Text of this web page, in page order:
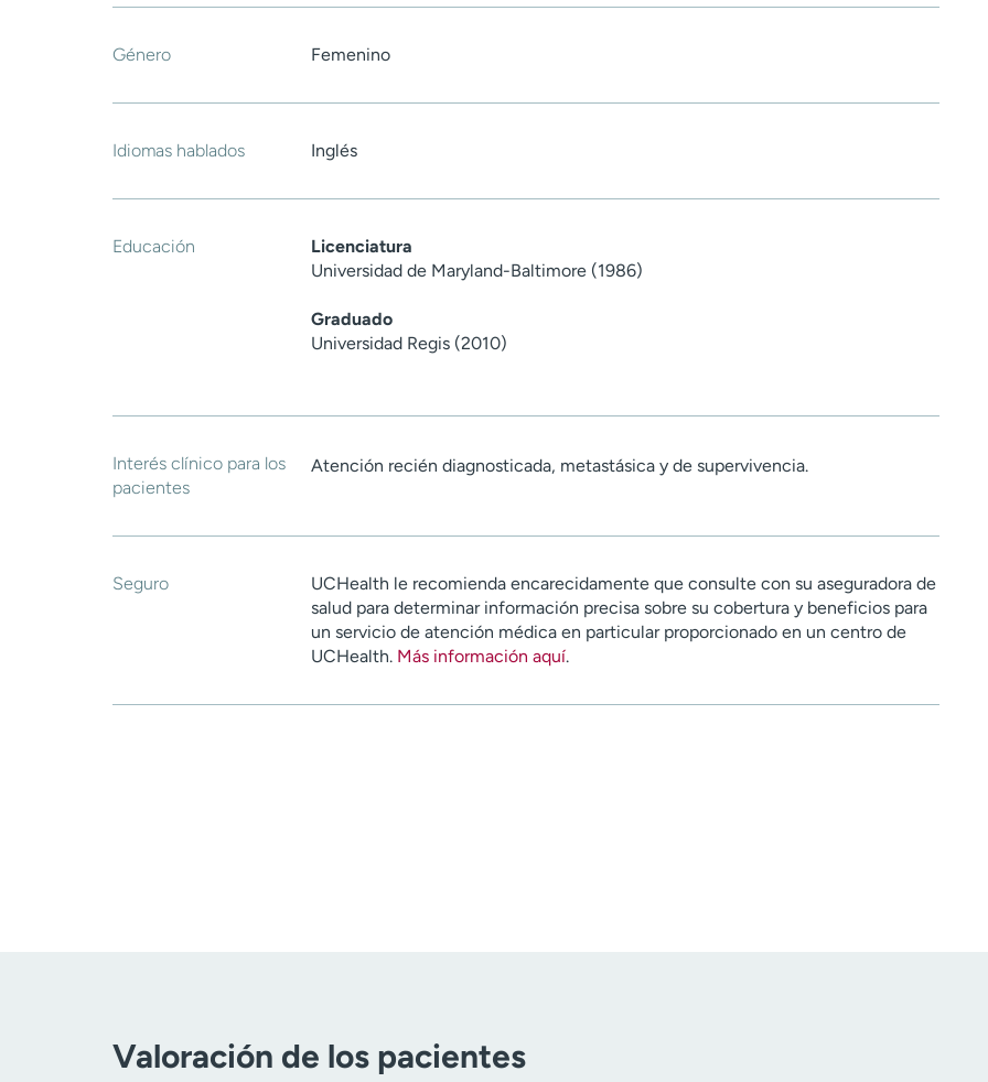
Género Femenino
Idiomas hablados Inglés
Educación
Licenciatura
Universidad de Maryland-Baltimore (1986)
Graduado
Universidad Regis (2010)
Interés clínico para los
pacientes
Atención recién diagnosticada, metastásica y de supervivencia.
Seguro
UCHealth le recomienda encarecidamente que consulte con su aseguradora de
salud para determinar información precisa sobre su cobertura y beneficios para
un servicio de atención médica en particular proporcionado en un centro de
UCHealth. Más información aquí.
Valoración de los pacientes